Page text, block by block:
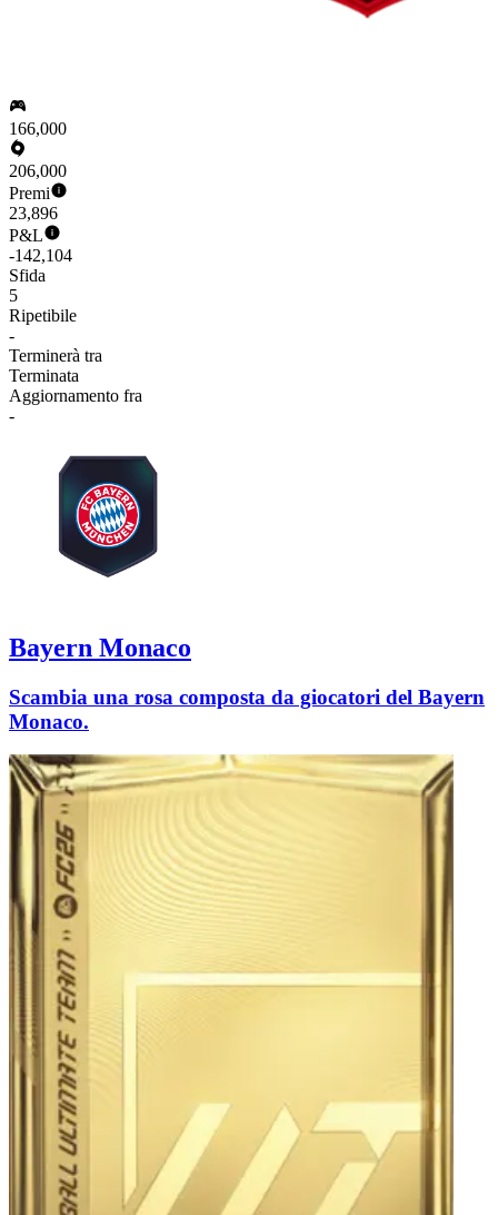
166,000
206,000
Premi
23,896
P&L
-142,104
Sfida
5
Ripetibile
-
Terminerà tra
Terminata
Aggiornamento fra
-
Bayern Monaco
Scambia una rosa composta da giocatori del Bayern
Monaco.